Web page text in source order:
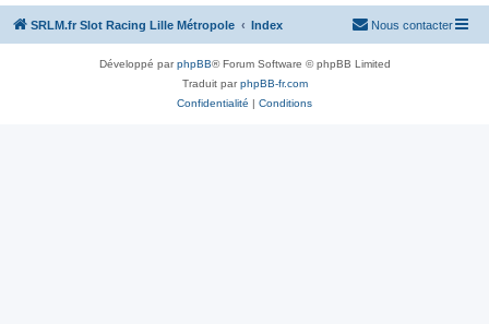
SRLM.fr Slot Racing Lille Métropole Index Nous contacter
Développé parphpBB® Forum Software © phpBB Limited
Traduit parphpBB-fr.com
Confidentialité | Conditions